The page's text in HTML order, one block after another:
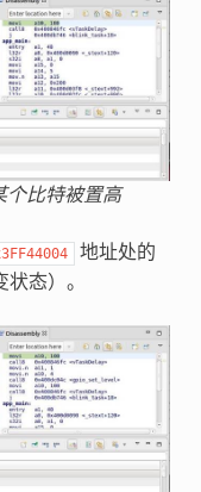
个比特被置高
地址处的
态）。